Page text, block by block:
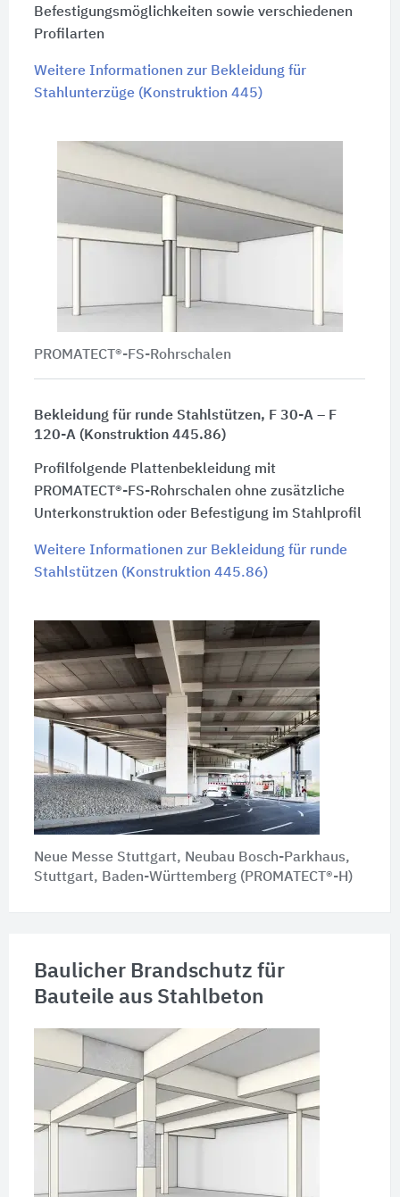
Befestigungsmöglichkeiten sowie verschiedenen
Profilarten
Weitere Informationen zur Bekleidung für
Stahlunterzüge (Konstruktion 445)
PROMATECT®-FS-Rohrschalen
Bekleidung für runde Stahlstützen, F 30-A – F
120-A (Konstruktion 445.86)
Profilfolgende Plattenbekleidung mit
PROMATECT®-FS-Rohrschalen ohne zusätzliche
Unterkonstruktion oder Befestigung im Stahlprofil
Weitere Informationen zur Bekleidung für runde
Stahlstützen (Konstruktion 445.86)
Neue Messe Stuttgart, Neubau Bosch-Parkhaus,
Stuttgart, Baden-Württemberg (PROMATECT®-H)
Baulicher Brandschutz für
Bauteile aus Stahlbeton